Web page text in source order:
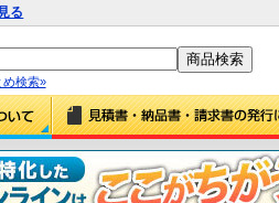
る
め検索»